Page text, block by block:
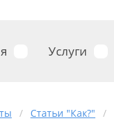
Услуги
/ Статьи "Как?" /